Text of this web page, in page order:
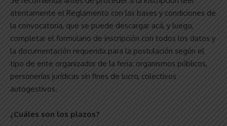
atentamente el Reglamento con las bases y condiciones de
la convocatoria, que se puede descargar acá, y luego,
completar el formulario de inscripción con todos los datos y
la documentación requerida para la postulación según el
tipo de ente organizador de la feria: organismos públicos,
personerías jurídicas sin fines de lucro, colectivos
autogestivos.
¿Cuáles son los plazos?